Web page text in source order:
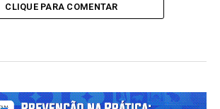
CLIQUE PARA COMENTAR